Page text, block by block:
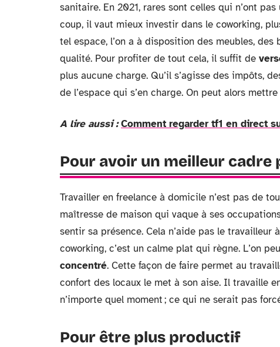
sanitaire. En 2021, rares sont celles qui n’ont
coup, il vaut mieux investir dans le coworking,
tel espace, l’on a à disposition des meubles,
qualité. Pour profiter de tout cela, il suffit de
plus aucune charge. Qu’il s’agisse des impôts,
de l’espace qui s’en charge. On peut alors
A lire aussi : Comment regarder tf1 en direct
Pour avoir un meilleur cadre
Travailler en freelance à domicile n’est pas de
maîtresse de maison qui vaque à ses
sentir sa présence. Cela n’aide pas le travailleur
coworking, c’est un calme plat qui règne. L’on
concentré. Cette façon de faire permet au
confort des locaux le met à son aise. Il travaille
n’importe quel moment ; ce qui ne serait pas
Pour être plus productif